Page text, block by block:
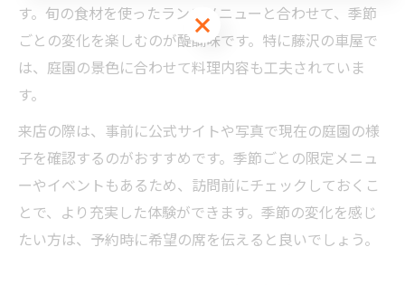
す。旬の食材を使ったランチメニューと合わせて、季節
ごとの変化を楽しむのが醍醐味です。特に藤沢の車屋で
は、庭園の景色に合わせて料理内容も工夫されていま
す。
来店の際は、事前に公式サイトや写真で現在の庭園の様
子を確認するのがおすすめです。季節ごとの限定メニュ
ーやイベントもあるため、訪問前にチェックしておくこ
とで、より充実した体験ができます。季節の変化を感じ
たい方は、予約時に希望の席を伝えると良いでしょう。
お問い合わせはこちら